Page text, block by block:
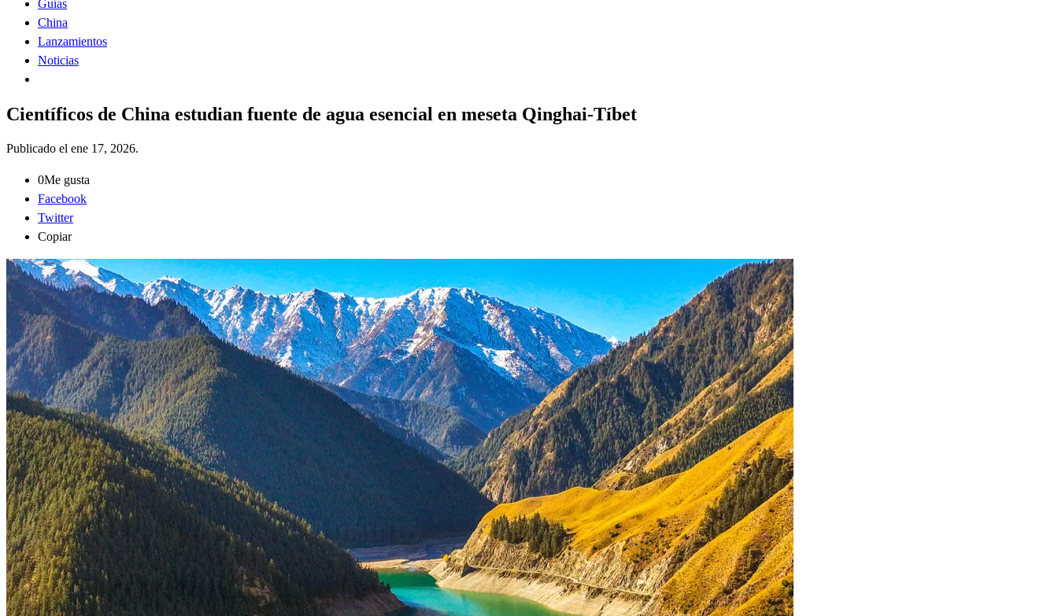
Guías
China
Lanzamientos
Noticias
Científicos de China estudian fuente de agua esencial en meseta Qinghai-Tíbet
Publicado el ene 17, 2026.
0Me gusta
Facebook
Twitter
Copiar